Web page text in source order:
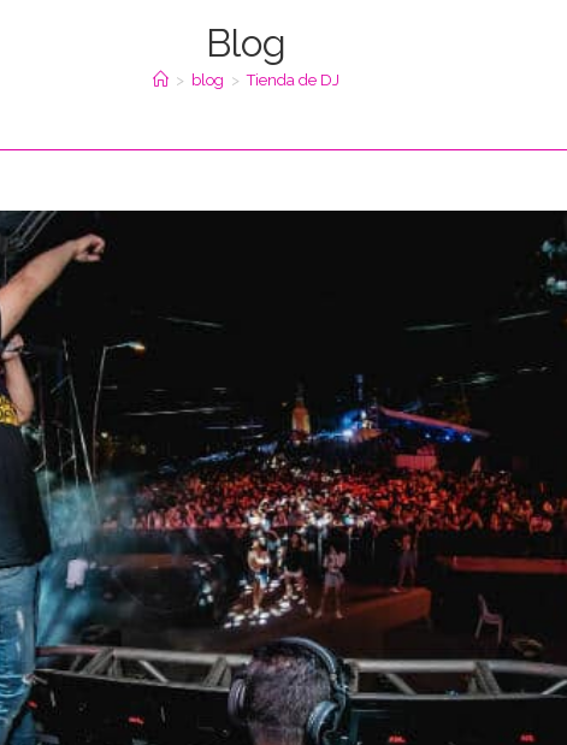
Blog
> blog > Tienda de DJ